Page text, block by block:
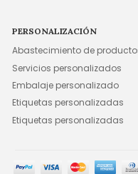
PERSONALIZACIÓN
Abastecimiento de
Servicios personalizados
Embalaje personalizado
Etiquetas personalizadas
Etiquetas personalizadas